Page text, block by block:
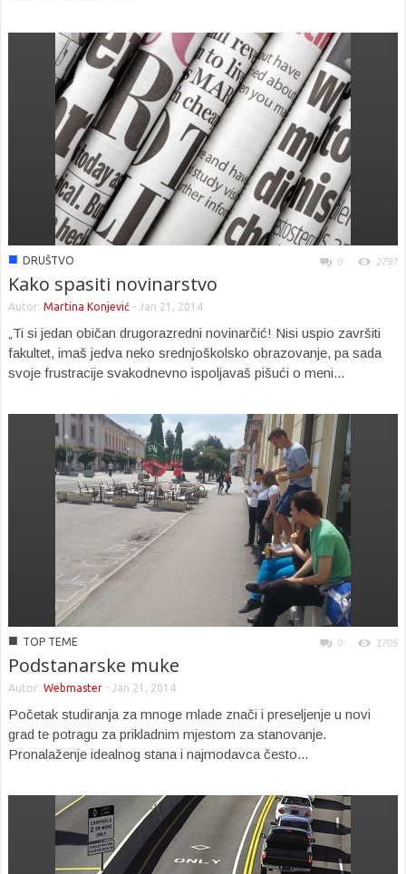
■ DRUŠTVO 0 2797
Kako spasiti novinarstvo
Autor: Martina Konjević - Jan 21, 2014
„Ti si jedan običan drugorazredni novinarčić! Nisi uspio završiti
fakultet, imaš jedva neko srednjoškolsko obrazovanje, pa sada
svoje frustracije svakodnevno ispoljavaš pišući o meni...
■ TOP TEME 0 1705
Podstanarske muke
Autor: Webmaster - Jan 21, 2014
Početak studiranja za mnoge mlade znači i preseljenje u novi
grad te potragu za prikladnim mjestom za stanovanje.
Pronalaženje idealnog stana i najmodavca često...